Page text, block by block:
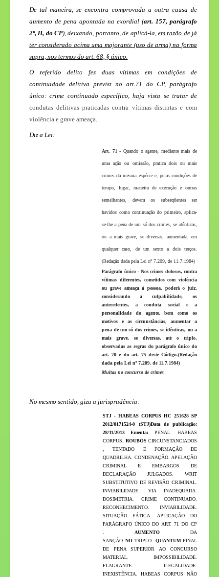
De tal maneira, se encontra comprovada a outra causa de
aumento de pena apontada na exordial (art. 157, parágrafo
2º, II, do CP), deixando, portanto, de aplicá-la, em razão de já
ter considerado acima uma majorante (uso de arma) na forma
supra, nos termos do art. 68, § único.
O referido delito fez duas vítimas em condições de
continuidade delitiva previst no art.71 do CP, parágrafo
único: crime continuado específico, haja vista se tratar de
condutas delitivas praticadas contra vítimas distintas e com
violência e grave ameaça.
Diz a Lei:
Art. 71- Quando o agente, mediante mais de
uma ação ou omissão, pratica dois ou mais
crimes da mesma espécie e, pelas condições de
tempo, lugar, maneira de execução e outras
semelhantes, devem os subseqüentes ser
havidos como continuação do primeiro, aplica-
se-lhe a pena de um só dos crimes, se idênticas,
ou a mais grave, se diversas, aumentada, em
qualquer caso, de um sexto a dois terços.
(Redação dada pela Lei nº 7.209, de 11.7.1984)
Parágrafo único- Nos crimes dolosos, contra
vítimas diferentes, cometidos com violência
ou grave ameaça à pessoa, poderá o juiz,
considerando a culpabilidade, os
antecedentes, a conduta social e a
personalidade do agente, bem como os
motivos e as circunstâncias, aumentar a
pena de um só dos crimes, se idênticas, ou a
mais grave, se diversas, até o triplo,
observadas as regras do parágrafo único do
art. 70 e do art. 75 deste Código.(Redação
dada pela Lei nº 7.209, de 11.7.1984)
Multas no concurso de crimes
No mesmo sentido, giza a jurisprudência:
STJ - HABEAS CORPUS HC 251628 SP
2012/0171524-0 (STJ)Data de publicação:
28/11/2013Ementa: PENAL. HABEAS
CORPUS. ROUBOS CIRCUNSTANCIADOS
, TENTADO E FORMAÇÃO DE
QUADRILHA. CONDENAÇÃO. APELAÇÃO
CRIMINAL E EMBARGOS DE
DECLARAÇÃO JULGADOS. WRIT
SUBSTITUTIVO DE REVISÃO CRIMINAL.
INVIABILIDADE. VIA INADEQUADA.
DOSIMETRIA. CRIME CONTINUADO.
RECONHECIMENTO. INVIABILIDADE.
SITUAÇÃO FÁTICA. APLICAÇÃO DO
PARÁGRAFO ÚNICO DO ART. 71 DO CP
AUMENTO DA
SANÇÃO NOTRIPLO. QUANTUMFINAL
DE PENA SUPERIOR AO CONCURSO
MATERIAL. IMPOSSIBILIDADE.
FLAGRANTE ILEGALIDADE.
INEXISTÊNCIA. HABEAS CORPUS NÃO